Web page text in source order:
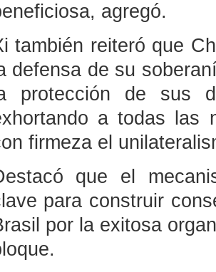
agregó.
también reiteró que
defensa de su
protección de sus
a todas las
firmeza el
que el
para construir
por la exitosa